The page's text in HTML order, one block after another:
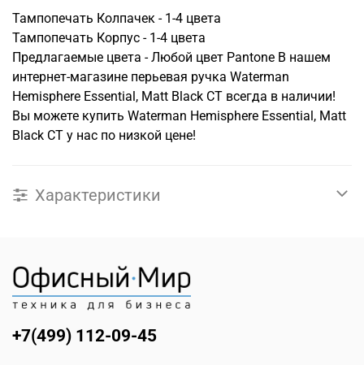
Тампопечать Колпачек - 1-4 цвета
Тампопечать Корпус - 1-4 цвета
Предлагаемые цвета - Любой цвет Pantone В нашем
интернет-магазине перьевая ручка Waterman
Hemisphere Essential, Matt Black CT всегда в наличии!
Вы можете купить Waterman Hemisphere Essential, Matt
Black CT у нас по низкой цене!
Характеристики
+7(499) 112-09-45